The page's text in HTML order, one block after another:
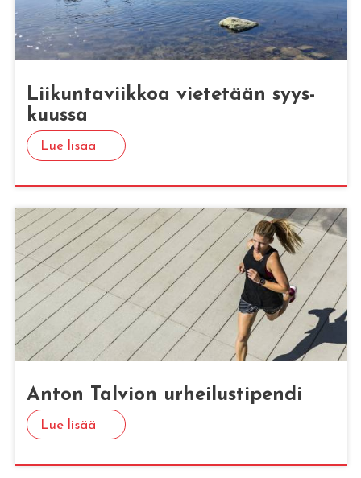
Lii­kun­ta­viik­koa vie­te­tään syys­
kuus­sa
Lue lisää
Anton Tal­vion ur­hei­lus­ti­pen­di
Lue lisää